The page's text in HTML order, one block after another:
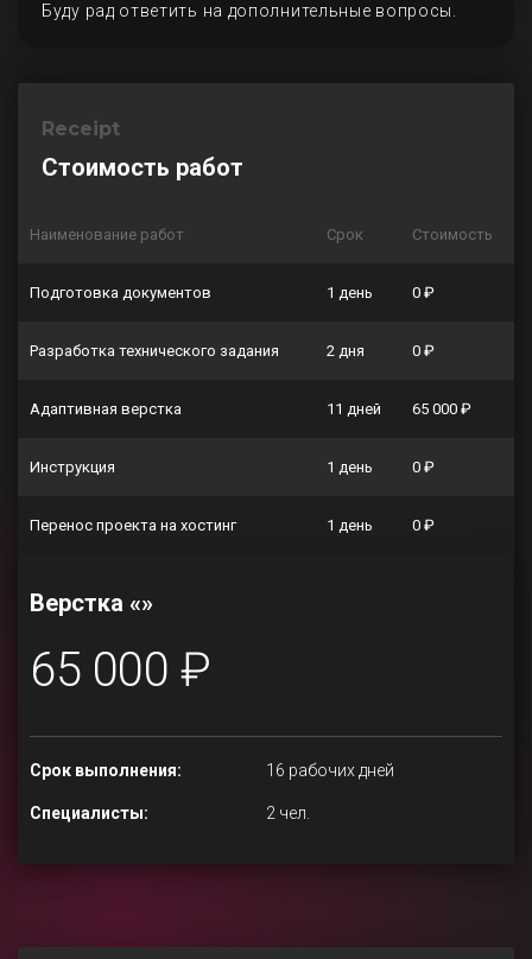
Буду рад ответить на дополнительные вопросы.
Receipt
Стоимость работ
Наименование работ Срок Стоимость
Подготовка документов 1 день 0 ₽
Разработка технического задания 2 дня 0 ₽
Адаптивная верстка 11 дней 65 000 ₽
Инструкция 1 день 0 ₽
Перенос проекта на хостинг 1 день 0 ₽
Верстка «»
65 000 ₽
Срок выполнения: 16 рабочих дней
Специалисты: 2 чел.